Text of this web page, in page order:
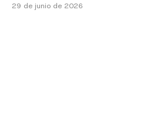
29 de junio de 2026